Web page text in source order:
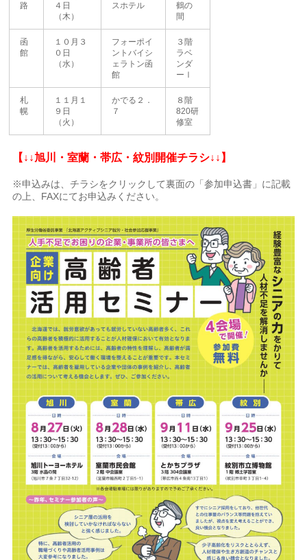
路
４日
（木）
スホテル
鶴の
間
函
館
１０月３
０日
（水）
フォーポイ
ントバイシ
ェラトン函
館
３階
ラベ
ンダ
ーⅠ
札
幌
１１月１
９日
（火）
かでる２．
７
８階
820研
修室
【↓↓旭川・室蘭・帯広・紋別開催チラシ↓↓】
※申込みは、チラシをクリックして裏面の「参加申込書」に記載
の上、FAXにてお申込みください。